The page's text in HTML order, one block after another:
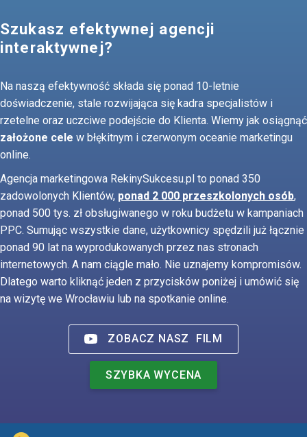
Szukasz efektywnej agencji
interaktywnej?
Na naszą efektywność składa się ponad 10-letnie
doświadczenie, stale rozwijająca się kadra specjalistów i
rzetelne oraz uczciwe podejście do Klienta. Wiemy jak osiągnąć
założone cele w błękitnym i czerwonym oceanie marketingu
online.
Agencja marketingowa RekinySukcesu.pl to ponad 350
zadowolonych Klientów, ponad 2 000 przeszkolonych osób,
ponad 500 tys. zł obsługiwanego w roku budżetu w kampaniach
PPC. Sumując wszystkie dane, użytkownicy spędzili już łącznie
ponad 90 lat na wyprodukowanych przez nas stronach
internetowych. A nam ciągle mało. Nie uznajemy kompromisów.
Dlatego warto kliknąć jeden z przycisków poniżej i umówić się
na wizytę we Wrocławiu lub na spotkanie online.
ZOBACZ NASZ FILM
SZYBKA WYCENA